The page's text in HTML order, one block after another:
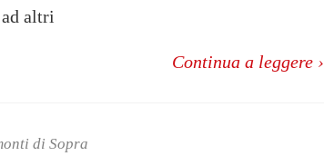
altri
Continua a leggere ›
di Sopra